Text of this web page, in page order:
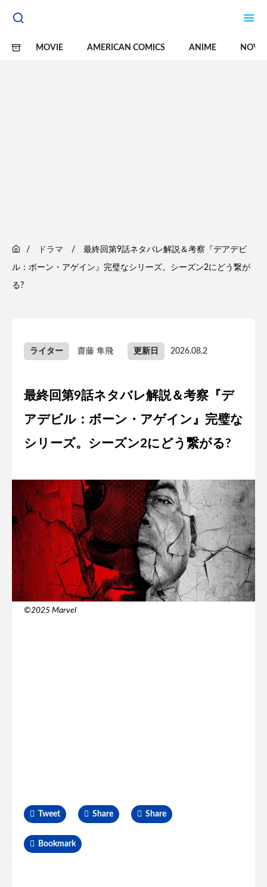
MOVIE AMERICAN COMICS ANIME
ドラマ 最終回第9話ネタバレ解説＆考察『デアデビ
ル：ボーン・アゲイン』完璧なシリーズ。シーズン2にどう繋が
る?
ライター 齋藤 隼飛 更新日 2026.08.2
最終回第9話ネタバレ解説＆考察『デ
アデビル：ボーン・アゲイン』完璧な
シリーズ。シーズン2にどう繋がる?
©️2025 Marvel
Tweet Share Share
Bookmark